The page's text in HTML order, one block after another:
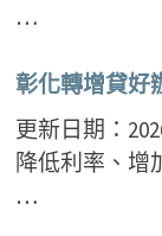
…
彰化轉增貸好
更新日期：
降低利率、增
…